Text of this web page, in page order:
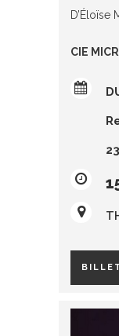
D’Éloïse
CIE
23